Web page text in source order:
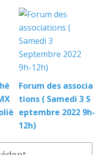
Forum des associa
tions ( Samedi 3 S
eptembre 2022 9h-
12h)